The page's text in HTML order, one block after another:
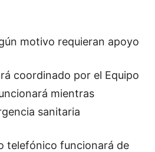
motivo requieran apoyo
coordinado por el Equipo
mientras
sanitaria
telefónico funcionará de